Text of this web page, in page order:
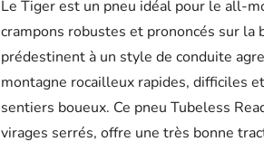
Le Tiger est un pneu idéal pour le all-
crampons robustes et prononcés sur la
prédestinent à un style de conduite
montagne rocailleux rapides, difficiles
sentiers boueux. Ce pneu Tubeless
virages serrés, offre une très bonne